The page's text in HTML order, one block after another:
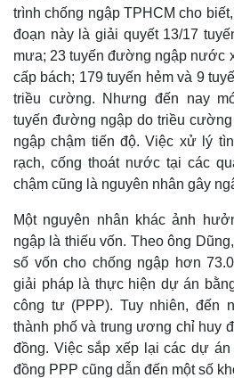
trình chống ngập TPHCM cho
đoạn này là giải quyết 13/17
mưa; 23 tuyến đường ngập nước
cấp bách; 179 tuyến hẻm và 9
triều cường. Nhưng đến nay
tuyến đường ngập do triều
ngập chậm tiến độ. Việc xử lý
rạch, cống thoát nước tại các
chậm cũng là nguyên nhân gây
Một nguyên nhân khác ảnh
ngập là thiếu vốn. Theo ông
số vốn cho chống ngập hơn
giải pháp là thực hiện dự án
công tư (PPP). Tuy nhiên, đến
thành phố và trung ương chỉ huy
đồng. Việc sắp xếp lại các dự
đồng PPP cũng dẫn đến một số